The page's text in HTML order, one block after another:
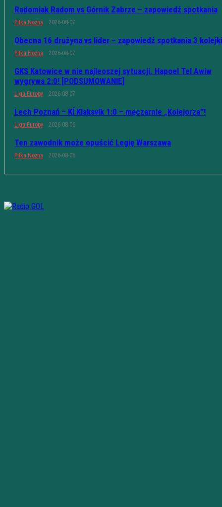
Radomiak Radom vs Górnik Zabrze – zapowiedź spotkania
Piłka Nożna 2026-08-07
Obecna 16 drużyna vs lider – zapowiedź spotkania 3 kolejki
Piłka Nożna 2026-08-07
GKS Katowice w nie najleoszej sytuacji. Hapoel Tel Awiw
wygrywa 2:0! [PODSUMOWANIE]
Liga Europy 2026-08-07
Lech Poznań – KÍ Klaksvík 1:0 – męczarnie „Kolejorza”!
Liga Europy 2026-08-06
Ten zawodnik może opuścić Legię Warszawa
Piłka Nożna 2026-08-06